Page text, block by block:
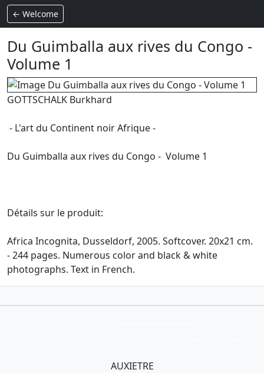
← Welcome
Du Guimballa aux rives du Congo -
Volume 1
GOTTSCHALK Burkhard
- L'art du Continent noir Afrique -
Du Guimballa aux rives du Congo - Volume 1
Détails sur le produit:
Africa Incognita, Dusseldorf, 2005. Softcover. 20x21 cm.
- 244 pages. Numerous color and black & white
photographs. Text in French.
AUXIETRE